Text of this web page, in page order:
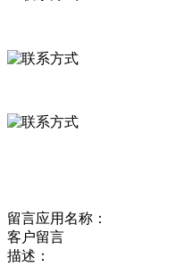
留言应用名称：
客户留言
描述：